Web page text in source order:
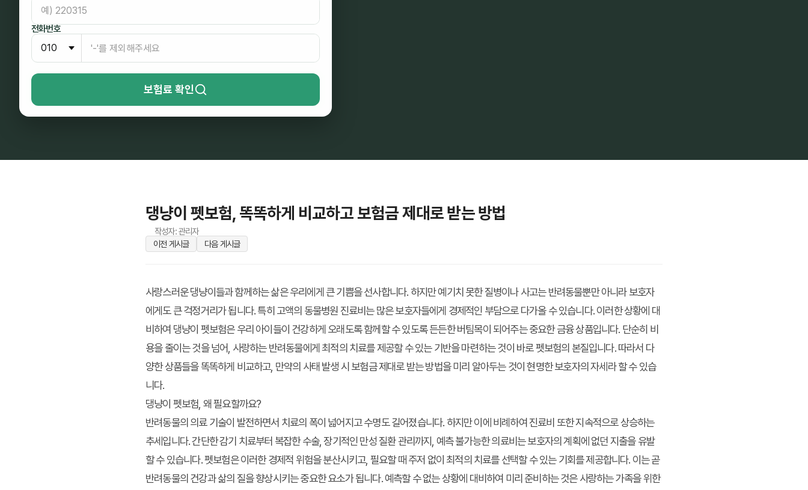
전화번호
보험료 확인
댕냥이 펫보험, 똑똑하게 비교하고 보험금 제대로 받는 방법
작성자: 관리자
이전 게시글
다음 게시글
사랑스러운 댕냥이들과 함께하는 삶은 우리에게 큰 기쁨을 선사합니다. 하지만 예기치 못한 질병이나 사고는 반려동물뿐만 아니라 보호자
에게도 큰 걱정거리가 됩니다. 특히 고액의 동물병원 진료비는 많은 보호자들에게 경제적인 부담으로 다가올 수 있습니다. 이러한 상황에 대
비하여 댕냥이 펫보험은 우리 아이들이 건강하게 오래도록 함께할 수 있도록 든든한 버팀목이 되어주는 중요한 금융 상품입니다. 단순히 비
용을 줄이는 것을 넘어, 사랑하는 반려동물에게 최적의 치료를 제공할 수 있는 기반을 마련하는 것이 바로 펫보험의 본질입니다. 따라서 다
양한 상품들을똑똑하게 비교하고, 만약의 사태 발생 시 보험금 제대로 받는 방법을 미리 알아두는 것이 현명한 보호자의 자세라 할 수 있습
니다.
댕냥이 펫보험, 왜 필요할까요?
반려동물의 의료 기술이 발전하면서 치료의 폭이 넓어지고 수명도 길어졌습니다. 하지만 이에 비례하여 진료비 또한 지속적으로 상승하는
추세입니다. 간단한 감기 치료부터 복잡한 수술, 장기적인 만성 질환 관리까지, 예측 불가능한 의료비는 보호자의 계획에 없던 지출을 유발
할 수 있습니다. 펫보험은 이러한 경제적 위험을 분산시키고, 필요할 때 주저 없이 최적의 치료를 선택할 수 있는 기회를 제공합니다. 이는 곧
반려동물의 건강과 삶의 질을 향상시키는 중요한 요소가 됩니다. 예측할 수 없는 상황에 대비하여 미리 준비하는 것은 사랑하는 가족을 위한